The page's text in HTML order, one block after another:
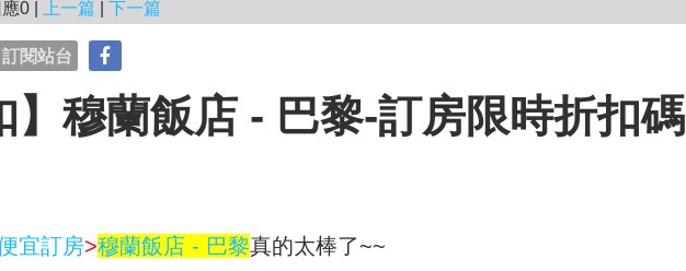
0 | 上一篇 下一篇
訂閱站台
】穆蘭飯店 - 巴黎-訂房限時折扣碼
宜訂房>穆蘭飯店 - 巴黎真的太棒了~~